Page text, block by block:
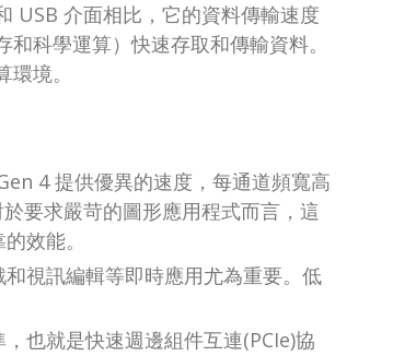
USB 介面相比，它的資料傳輸速度
科學運算）快速存取和傳輸資料。
境。
4 提供優異的速度，每通道頻寬高
要求嚴苛的圖形應用程式而言，這
效能。
視訊編輯等即時應用尤為重要。低
也就是快速週邊組件互連(PCIe)協